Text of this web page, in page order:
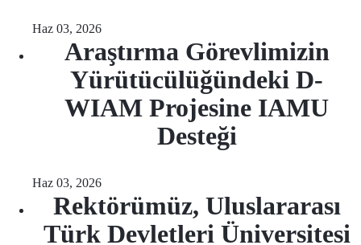
Haz 03, 2026
Araştırma Görevlimizin
Yürütücülüğündeki D-
WIAM Projesine IAMU
Desteği
Haz 03, 2026
Rektörümüz, Uluslararası
Türk Devletleri Üniversitesi